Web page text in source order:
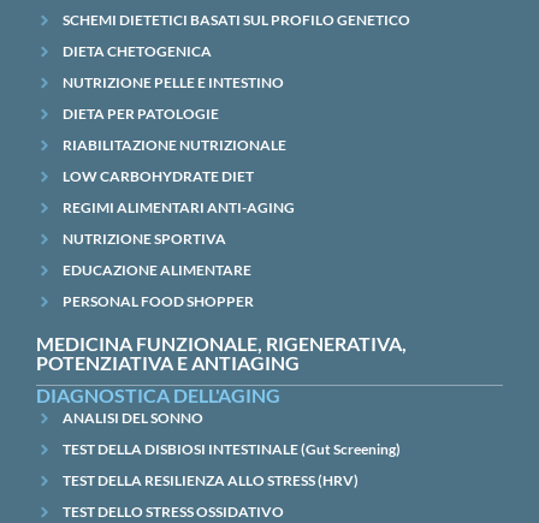
SCHEMI DIETETICI BASATI SUL PROFILO GENETICO
DIETA CHETOGENICA
NUTRIZIONE PELLE E INTESTINO
DIETA PER PATOLOGIE
RIABILITAZIONE NUTRIZIONALE
LOW CARBOHYDRATE DIET
REGIMI ALIMENTARI ANTI-AGING
NUTRIZIONE SPORTIVA
EDUCAZIONE ALIMENTARE
PERSONAL FOOD SHOPPER
MEDICINA FUNZIONALE, RIGENERATIVA,
POTENZIATIVA E ANTIAGING
DIAGNOSTICA DELL'AGING
ANALISI DEL SONNO
TEST DELLA DISBIOSI INTESTINALE (Gut Screening)
TEST DELLA RESILIENZA ALLO STRESS (HRV)
TEST DELLO STRESS OSSIDATIVO